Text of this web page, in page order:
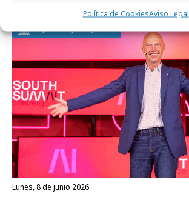
Política de CookiesAviso Legal
lunes, 8 de junio 2026